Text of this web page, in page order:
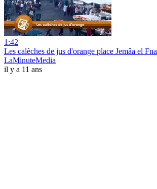
1:42
Les calèches de jus d'orange place Jemâa el Fna
LaMinuteMedia
il y a 11 ans